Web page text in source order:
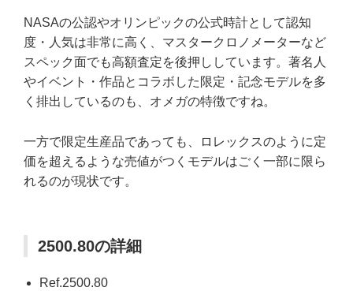
NASAの公認やオリンピックの公式時計として認知
度・人気は非常に高く、マスタークロノメーターなど
スペック面でも高額査定を後押ししています。著名人
やイベント・作品とコラボした限定・記念モデルを多
く排出しているのも、オメガの特徴ですね。
一方で限定生産品であっても、ロレックスのように定
価を超えるような売値がつくモデルはごく一部に限ら
れるのが現状です。
2500.80の詳細
Ref.2500.80